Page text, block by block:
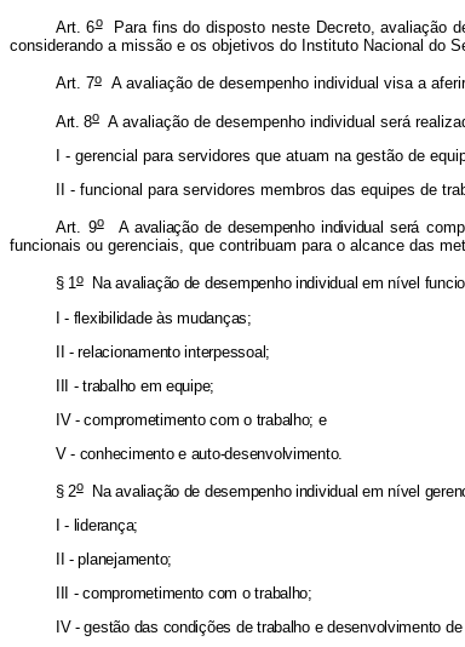
Art. 6oPara fins do disposto neste Decreto, avaliação
considerando a missão e os objetivos do Instituto Nacional do
Art. 7oA avaliação de desempenho individual visa a
Art. 8o
A avaliação de desempenho individual será
I - gerencial para servidores que atuam na gestão de
II - funcional para servidores membros das equipes de
Art. 9o A avaliação de desempenho individual será
funcionais ou gerenciais, que contribuam para o alcance das
§ 1oNa avaliação de desempenho individual em nível
I - flexibilidade às mudanças;
II - relacionamento interpessoal;
III - trabalho em equipe;
IV - comprometimento com o trabalho; e
V - conhecimento e auto-desenvolvimento.
§ 2oNa avaliação de desempenho individual em nível
I - liderança;
II - planejamento;
III - comprometimento com o trabalho;
IV - gestão das condições de trabalho e desenvolvimento